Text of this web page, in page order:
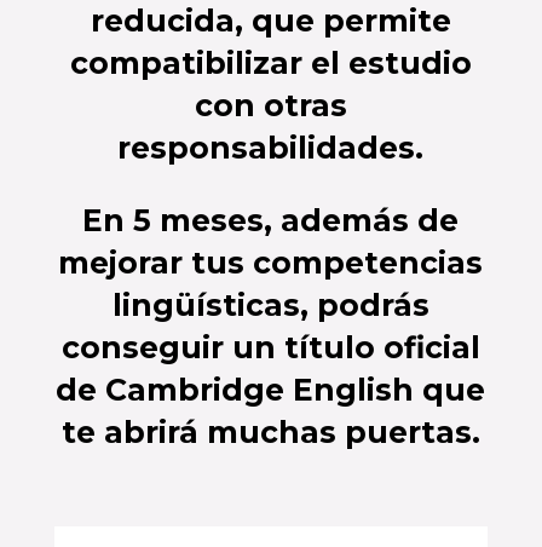
reducida, que permite
compatibilizar el estudio
con otras
responsabilidades.
En 5 meses, además de
mejorar tus competencias
lingüísticas, podrás
conseguir un título oficial
de Cambridge English que
te abrirá muchas puertas.